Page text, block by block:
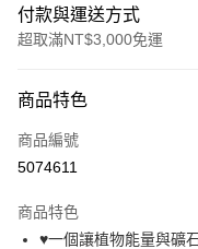
付款與運送方式
超取滿NT$3,000免運
信用卡一次付款
超商取貨付款
Apple Pay
商品特色
商品編號
5074611
商品特色
♥一個讓植物能量與礦